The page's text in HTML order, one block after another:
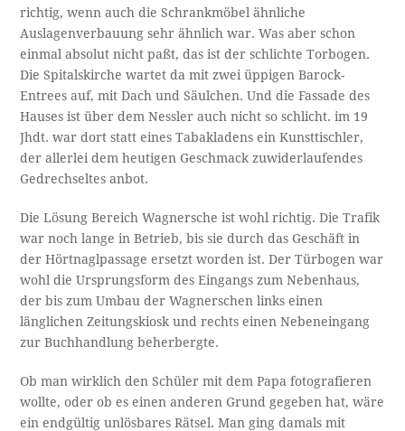
richtig, wenn auch die Schrankmöbel ähnliche
Auslagenverbauung sehr ähnlich war. Was aber schon
einmal absolut nicht paßt, das ist der schlichte Torbogen.
Die Spitalskirche wartet da mit zwei üppigen Barock-
Entrees auf, mit Dach und Säulchen. Und die Fassade des
Hauses ist über dem Nessler auch nicht so schlicht. im 19
Jhdt. war dort statt eines Tabakladens ein Kunsttischler,
der allerlei dem heutigen Geschmack zuwiderlaufendes
Gedrechseltes anbot.
Die Lösung Bereich Wagnersche ist wohl richtig. Die Trafik
war noch lange in Betrieb, bis sie durch das Geschäft in
der Hörtnaglpassage ersetzt worden ist. Der Türbogen war
wohl die Ursprungsform des Eingangs zum Nebenhaus,
der bis zum Umbau der Wagnerschen links einen
länglichen Zeitungskiosk und rechts einen Nebeneingang
zur Buchhandlung beherbergte.
Ob man wirklich den Schüler mit dem Papa fotografieren
wollte, oder ob es einen anderen Grund gegeben hat, wäre
ein endgültig unlösbares Rätsel. Man ging damals mit